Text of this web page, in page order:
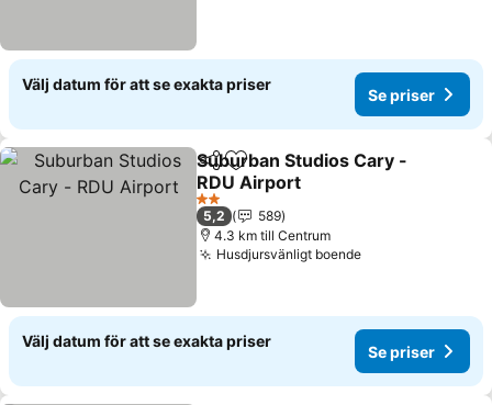
Välj datum för att se exakta priser
Se priser
Dela Lägg till i Mina Favoriter
Suburban Studios Cary -
RDU Airport
Se priser
2 Stjärnor
5,2
589
4.3 km till Centrum
Husdjursvänligt boendeSe priser
Välj datum för att se exakta priser
Se priser